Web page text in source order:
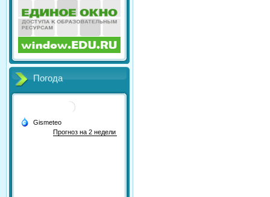
Погода